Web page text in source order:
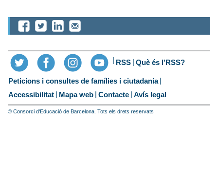
RSS Què és l'RSS?
Peticions i consultes de famílies i ciutadania
Accessibilitat
Mapa web Contacte Avís legal
© Consorci d'Educació de Barcelona. Tots els drets reservats